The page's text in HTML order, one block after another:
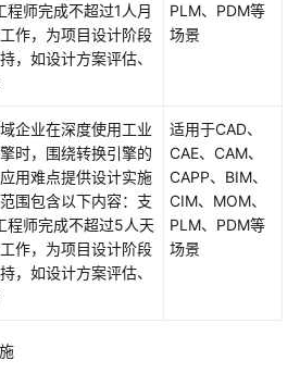
程师完成不超过1人月
作，为项目设计阶段
，如设计方案评估、
PLM、PDM等
场景
企业在深度使用工业
时，围绕转换引擎的
用难点提供设计实施
围包含以下内容：支
程师完成不超过5人天
作，为项目设计阶段
，如设计方案评估、
适用于CAD、
CAE、CAM、
CAPP、BIM、
CIM、MOM、
PLM、PDM等
场景